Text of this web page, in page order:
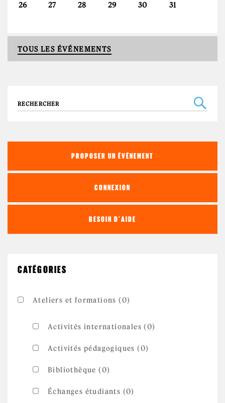
26 27 28 29 30 31
TOUS LES ÉVÉNEMENTS
Recherche
PROPOSER UN ÉVÉNEMENT
CONNEXION
BESOIN D'AIDE
CATÉGORIES
Ateliers et formations (0)
Activités internationales (0)
Activités pédagogiques (0)
Bibliothèque (0)
Échanges étudiants (0)